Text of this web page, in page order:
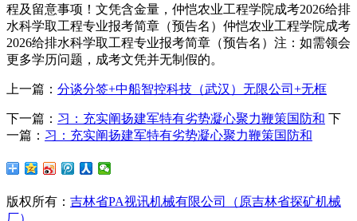
程及留意事项！文凭含金量，仲恺农业工程学院成考2026给排
水科学取工程专业报考简章（预告名）仲恺农业工程学院成考
2026给排水科学取工程专业报考简章（预告名）注：如需领会
更多学历问题，成考文凭并无制假的。
上一篇： 分谈分签+中船智控科技（武汉）无限公司+无框
下一篇： 习：充实阐扬建军特有劣势凝心聚力鞭策国防和 下
一篇： 习：充实阐扬建军特有劣势凝心聚力鞭策国防和
版权所有： 吉林省PA视讯机械有限公司（原吉林省探矿机械
厂）